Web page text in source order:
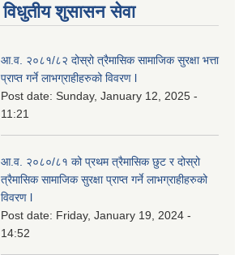
विधुतीय शुसासन सेवा
आ.व. २०८१/८२ दोस्रो त्रैमासिक सामाजिक सुरक्षा भत्ता
प्राप्त गर्ने लाभग्राहीहरुको विवरण l
Post date: Sunday, January 12, 2025 -
11:21
आ.व. २०८०/८१ को प्रथम त्रैमासिक छुट र दोस्रो
त्रैमासिक सामाजिक सुरक्षा प्राप्त गर्ने लाभग्राहीहरुको
विवरण l
Post date: Friday, January 19, 2024 -
14:52